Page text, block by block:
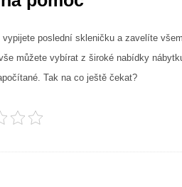
vypijete poslední skleničku a zavelíte
můžete vybírat z široké nabídky
Tak na co ještě čekat?